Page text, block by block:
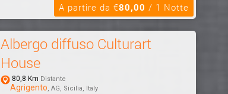
A partire da €80,00 / 1 Notte
Albergo diffuso Culturart
House
80,8 Km Distante
Agrigento, AG, Sicilia, Italy